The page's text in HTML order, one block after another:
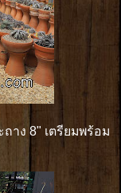
าง 8" เตรียมพร้อม